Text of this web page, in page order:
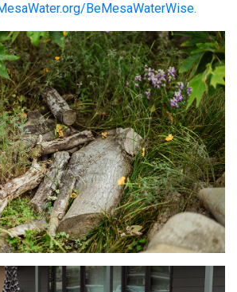
BeMesaWaterWise.